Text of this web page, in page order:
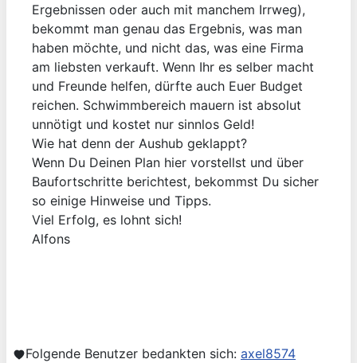
Ergebnissen oder auch mit manchem Irrweg),
bekommt man genau das Ergebnis, was man
haben möchte, und nicht das, was eine Firma
am liebsten verkauft. Wenn Ihr es selber macht
und Freunde helfen, dürfte auch Euer Budget
reichen. Schwimmbereich mauern ist absolut
unnötigt und kostet nur sinnlos Geld!
Wie hat denn der Aushub geklappt?
Wenn Du Deinen Plan hier vorstellst und über
Baufortschritte berichtest, bekommst Du sicher
so einige Hinweise und Tipps.
Viel Erfolg, es lohnt sich!
Alfons
Folgende Benutzer bedankten sich: axel8574